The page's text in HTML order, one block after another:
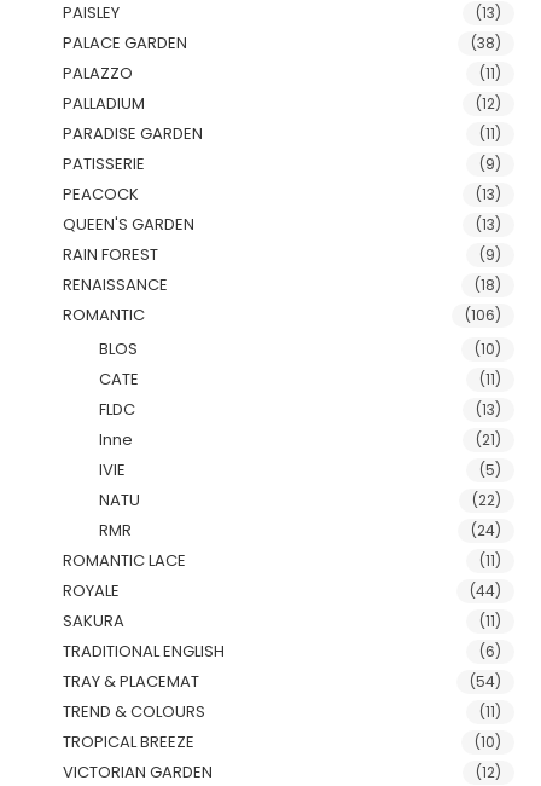
PAISLEY (13)
PALACE GARDEN (38)
PALAZZO (11)
PALLADIUM (12)
PARADISE GARDEN (11)
PATISSERIE (9)
PEACOCK (13)
QUEEN'S GARDEN (13)
RAIN FOREST (9)
RENAISSANCE (18)
ROMANTIC (106)
BLOS (10)
CATE (11)
FLDC (13)
Inne (21)
IVIE (5)
NATU (22)
RMR (24)
ROMANTIC LACE (11)
ROYALE (44)
SAKURA (11)
TRADITIONAL ENGLISH (6)
TRAY & PLACEMAT (54)
TREND & COLOURS (11)
TROPICAL BREEZE (10)
VICTORIAN GARDEN (12)